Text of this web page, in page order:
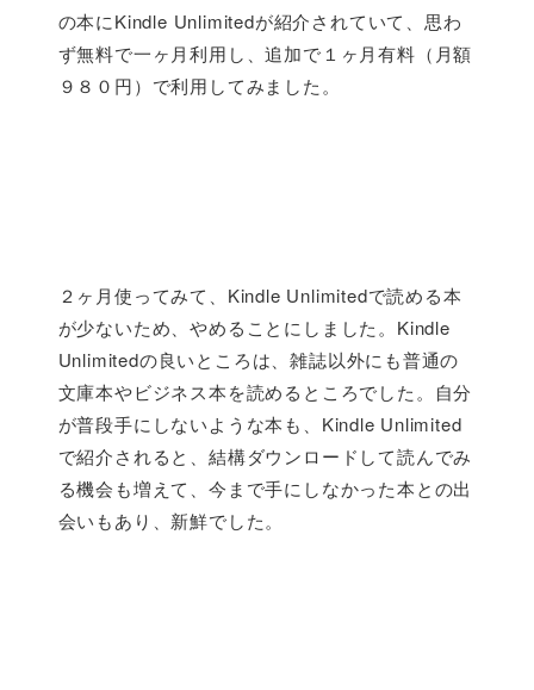
の本にKindle Unlimitedが紹介されていて、思わ
ず無料で一ヶ月利用し、追加で１ヶ月有料（月額
９８０円）で利用してみました。
２ヶ月使ってみて、Kindle Unlimitedで読める本
が少ないため、やめることにしました。Kindle
Unlimitedの良いところは、雑誌以外にも普通の
文庫本やビジネス本を読めるところでした。自分
が普段手にしないような本も、Kindle Unlimited
で紹介されると、結構ダウンロードして読んでみ
る機会も増えて、今まで手にしなかった本との出
会いもあり、新鮮でした。